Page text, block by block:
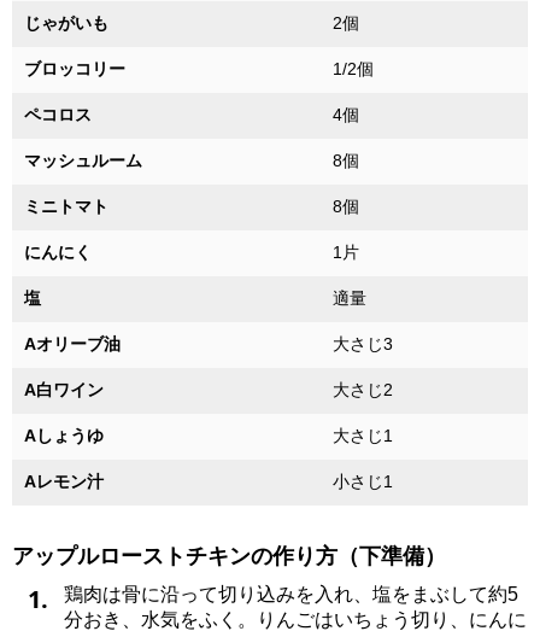
じゃがいも 2個
ブロッコリー 1/2個
ペコロス 4個
マッシュルーム 8個
ミニトマト 8個
にんにく 1片
塩 適量
Aオリーブ油 大さじ3
A白ワイン 大さじ2
Aしょうゆ 大さじ1
Aレモン汁 小さじ1
アップルローストチキンの作り方（下準備）
1.
鶏肉は骨に沿って切り込みを入れ、塩をまぶして約5
分おき、水気をふく。りんごはいちょう切り、にんに